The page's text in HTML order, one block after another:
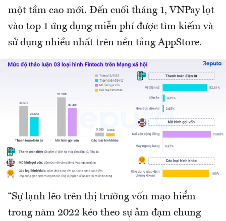
một tầm cao mới. Đến cuối tháng 1, VNPay lọt
vào top 1 ứng dụng miễn phí được tìm kiếm và
sử dụng nhiều nhất trên nền tảng AppStore.
“Sự lạnh lẽo trên thị trường vốn mạo hiểm
trong năm 2022 kéo theo sự ảm đạm chung